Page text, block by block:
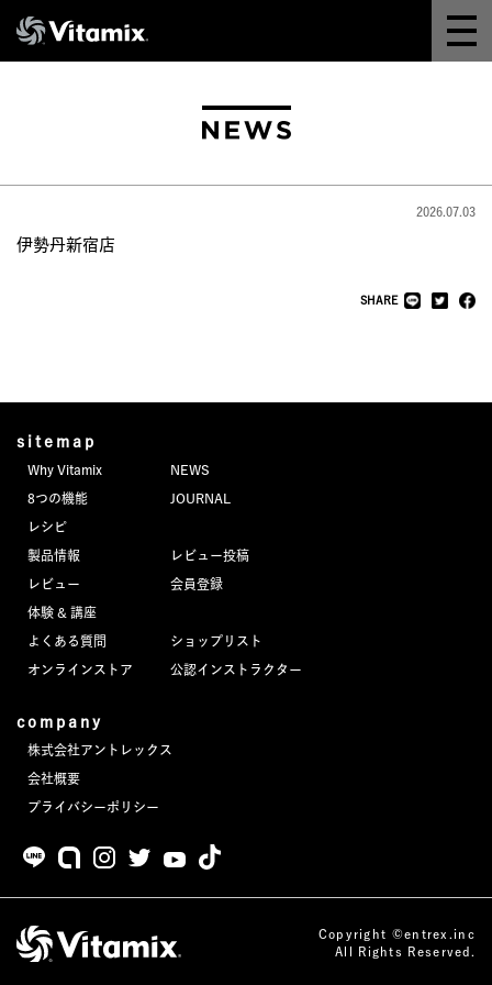
JOURNAL
2026.07.03
伊勢丹新宿店
SHARE
sitemap
Why Vitamix
8つの機能
レシピ
製品情報
レビュー
体験 & 講座
よくある質問
オンラインストア
NEWS
JOURNAL
レビュー投稿
会員登録
ショップリスト
公認インストラクター
company
株式会社アントレックス
会社概要
プライバシーポリシー
Copyright ©entrex.inc
All Rights Reserved.